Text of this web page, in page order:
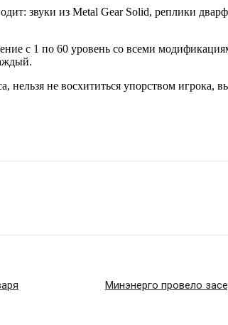
звуки из Metal Gear Solid, реплики
с 1 по 60 уровень со всеми
нельзя не восхититься упорством
Минэнерго провело